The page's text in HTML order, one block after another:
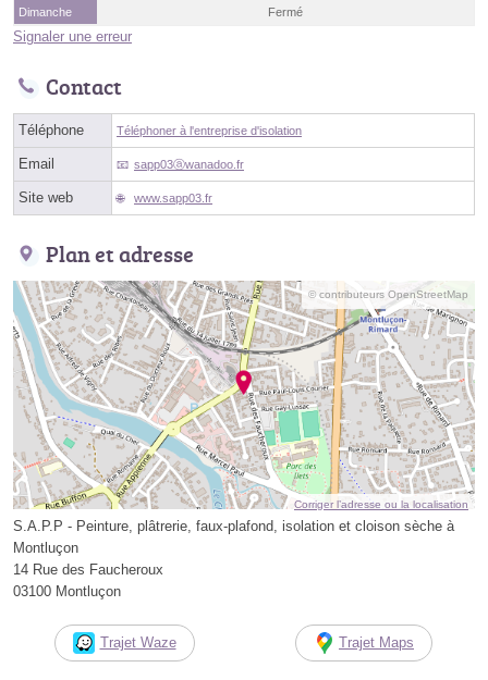
Dimanche
Fermé
Signaler une erreur
Contact
Téléphone Téléphoner à l'entreprise d'isolation
Email sapp03ⓐwanadoo.fr
Site web www.sapp03.fr
Plan et adresse
© contributeurs OpenStreetMap
Corriger l’adresse ou la localisation
S.A.P.P - Peinture, plâtrerie, faux-plafond, isolation et cloison sèche à
Montluçon
14 Rue des Faucheroux
03100 Montluçon
Trajet Waze Trajet Maps